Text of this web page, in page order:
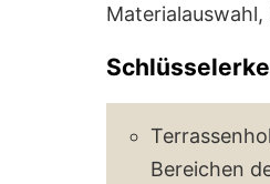
Materialauswahl,
Bereichen